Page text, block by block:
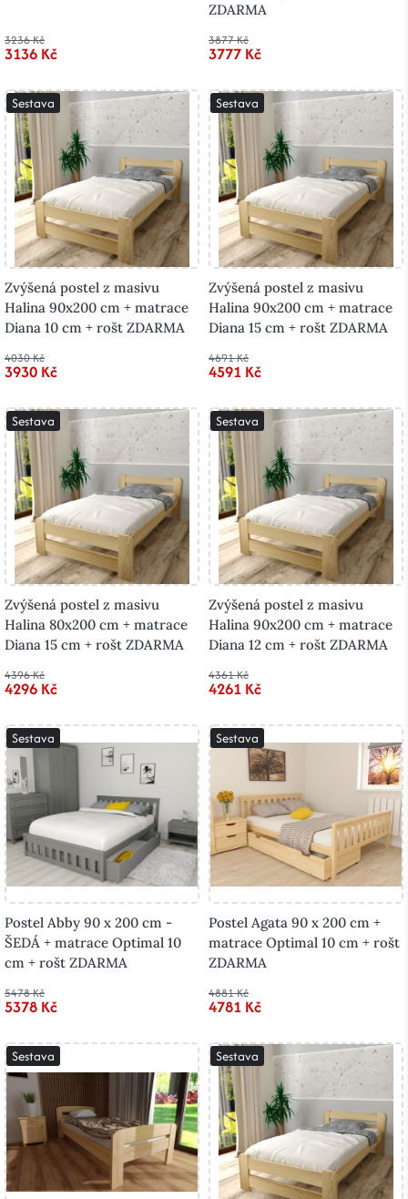
3236 Kč
3136 Kč
ZDARMA
3877 Kč
3777 Kč
Sestava
Zvýšená postel z masivu
Halina 90x200 cm + matrace
Diana 10 cm + rošt ZDARMA
4030 Kč
3930 Kč
Sestava
Zvýšená postel z masivu
Halina 90x200 cm + matrace
Diana 15 cm + rošt ZDARMA
4691 Kč
4591 Kč
Sestava
Zvýšená postel z masivu
Halina 80x200 cm + matrace
Diana 15 cm + rošt ZDARMA
4396 Kč
4296 Kč
Sestava
Zvýšená postel z masivu
Halina 90x200 cm + matrace
Diana 12 cm + rošt ZDARMA
4361 Kč
4261 Kč
Sestava
Postel Abby 90 x 200 cm -
ŠEDÁ + matrace Optimal 10
cm + rošt ZDARMA
5478 Kč
5378 Kč
Sestava
Postel Agata 90 x 200 cm +
matrace Optimal 10 cm + rošt
ZDARMA
4881 Kč
4781 Kč
Sestava Sestava